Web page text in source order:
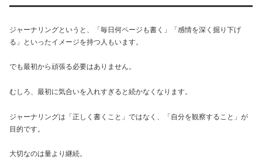
ジャーナリングというと、「毎日何ページも書く」「感情を深く掘り下げ
る」といったイメージを持つ人もいます。
でも最初から頑張る必要はありません。
むしろ、最初に気合いを入れすぎると続かなくなります。
ジャーナリングは「正しく書くこと」ではなく、「自分を観察すること」が
目的です。
大切なのは量より継続。